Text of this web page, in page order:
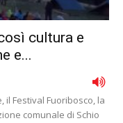
cultura e
e...
Festival Fuoribosco, la
comunale di Schio